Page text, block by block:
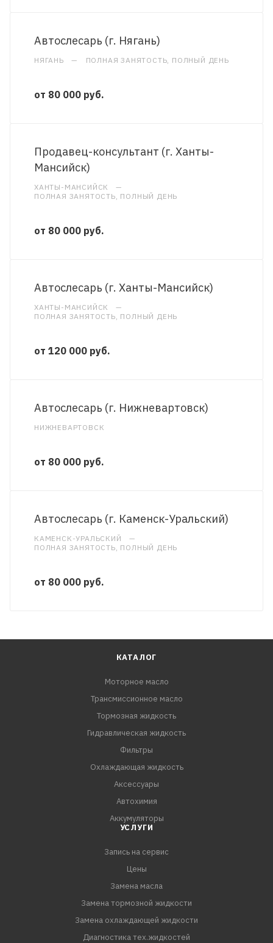
Автослесарь (г. Нягань)
НЯГАНЬ — ПОЛНАЯ ЗАНЯТОСТЬ, ПОЛНЫЙ ДЕНЬ
от 80 000 руб.
Продавец-консультант (г. Ханты-
Мансийск)
ХАНТЫ-МАНСИЙСК
—
ПОЛНАЯ ЗАНЯТОСТЬ, ПОЛНЫЙ ДЕНЬ
от 80 000 руб.
Автослесарь (г. Ханты-Мансийск)
ХАНТЫ-МАНСИЙСК
—
ПОЛНАЯ ЗАНЯТОСТЬ, ПОЛНЫЙ ДЕНЬ
от 120 000 руб.
Автослесарь (г. Нижневартовск)
НИЖНЕВАРТОВСК
от 80 000 руб.
Автослесарь (г. Каменск-Уральский)
КАМЕНСК-УРАЛЬСКИЙ
—
ПОЛНАЯ ЗАНЯТОСТЬ, ПОЛНЫЙ ДЕНЬ
от 80 000 руб.
КАТАЛОГ
Моторное масло
Трансмиссионное масло
Тормозная жидкость
Гидравлическая жидкость
Фильтры
Охлаждающая жидкость
Аксессуары
Автохимия
Аккумуляторы
УСЛУГИ
Запись на сервис
Цены
Замена масла
Замена тормозной жидкости
Замена охлаждающей жидкости
Диагностика тех.жидкостей